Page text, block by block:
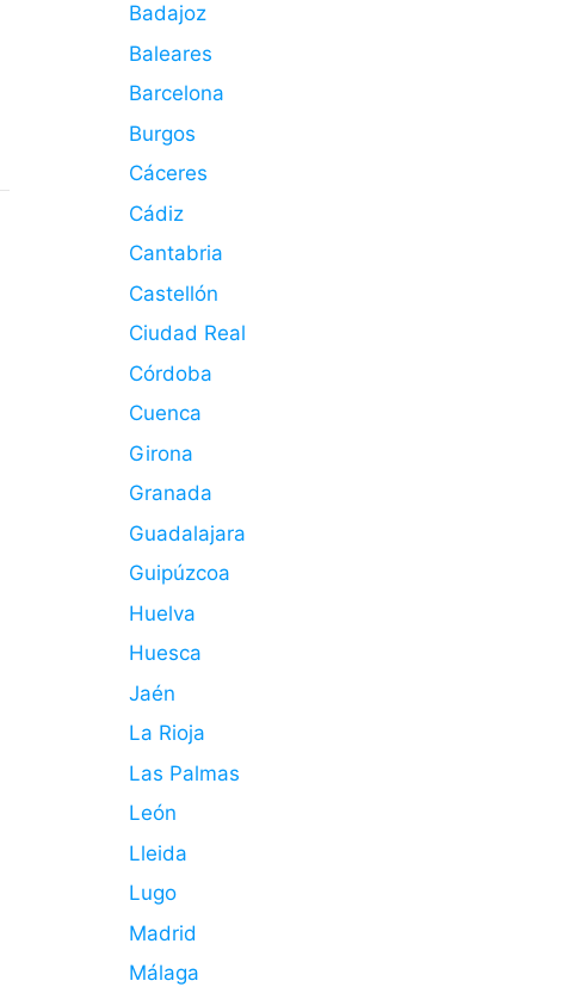
Badajoz
Baleares
Barcelona
Burgos
Cáceres
Cádiz
Cantabria
Castellón
Ciudad Real
Córdoba
Cuenca
Girona
Granada
Guadalajara
Guipúzcoa
Huelva
Huesca
Jaén
La Rioja
Las Palmas
León
Lleida
Lugo
Madrid
Málaga